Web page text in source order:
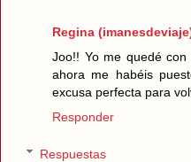
Regina
Joo!! Yo me quedé
ahora me habéis
excusa perfecta para
Responder
Respuestas